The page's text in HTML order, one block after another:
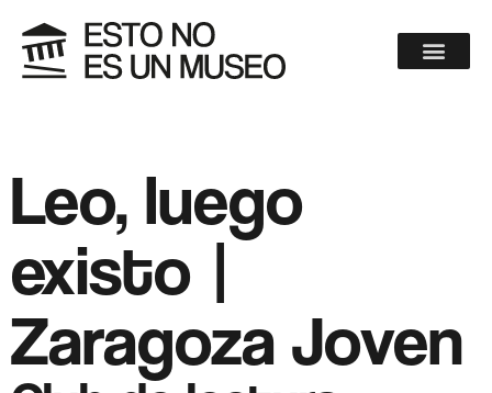
Leo, luego
existo |
Zaragoza Joven